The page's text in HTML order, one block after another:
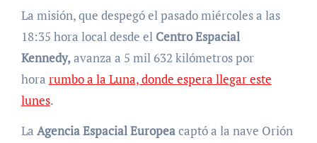
La misión, que despegó el pasado miércoles a las
18:35 hora local desde el Centro Espacial
Kennedy,avanza a 5 mil 632 kilómetros por
hora rumbo a la Luna, donde espera llegar este
lunes.
La Agencia Espacial Europeacaptó a la nave Orión